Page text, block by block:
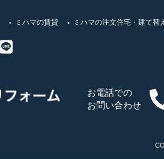
ミハマの賃貸 ミハマの注文住宅・建て替え
お電話での
お問い合わせ